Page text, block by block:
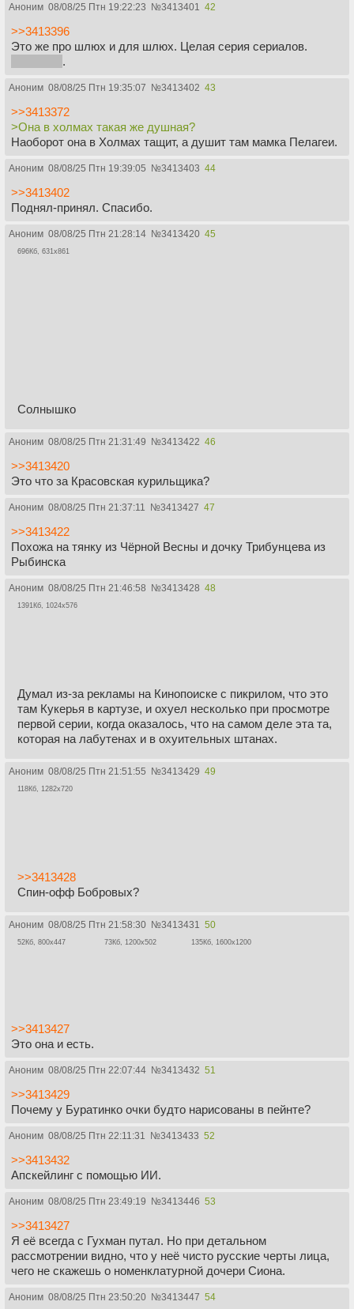
Аноним 08/08/25 Птн 19:22:23 №3413401 42
>>3413396
Это же про шлюх и для шлюх. Целая серия сериалов.
.
Аноним 08/08/25 Птн 19:35:07 №3413402 43
>>3413372
>Она в холмах такая же душная?
Наоборот она в Холмах тащит, а душит там мамка Пелагеи.
Аноним 08/08/25 Птн 19:39:05 №3413403 44
>>3413402
Поднял-принял. Спасибо.
Аноним 08/08/25 Птн 21:28:14 №3413420 45
696Кб, 631x861
Солнышко
Аноним 08/08/25 Птн 21:31:49 №3413422 46
>>3413420
Это что за Красовская курильщика?
Аноним 08/08/25 Птн 21:37:11 №3413427 47
>>3413422
Похожа на тянку из Чёрной Весны и дочку Трибунцева из
Рыбинска
Аноним 08/08/25 Птн 21:46:58 №3413428 48
1391Кб, 1024x576
Думал из-за рекламы на Кинопоиске с пикрилом, что это
там Кукерья в картузе, и охуел несколько при просмотре
первой серии, когда оказалось, что на самом деле эта та,
которая на лабутенах и в охуительных штанах.
Аноним 08/08/25 Птн 21:51:55 №3413429 49
118Кб, 1282x720
>>3413428
Спин-офф Бобровых?
Аноним 08/08/25 Птн 21:58:30 №3413431 50
52Кб, 800x447 73Кб, 1200x502 135Кб, 1600x1200
>>3413427
Это она и есть.
Аноним 08/08/25 Птн 22:07:44 №3413432 51
>>3413429
Почему у Буратинко очки будто нарисованы в пейнте?
Аноним 08/08/25 Птн 22:11:31 №3413433 52
>>3413432
Апскейлинг с помощью ИИ.
Аноним 08/08/25 Птн 23:49:19 №3413446 53
>>3413427
Я её всегда с Гухман путал. Но при детальном
рассмотрении видно, что у неё чисто русские черты лица,
чего не скажешь о номенклатурной дочери Сиона.
Аноним 08/08/25 Птн 23:50:20 №3413447 54